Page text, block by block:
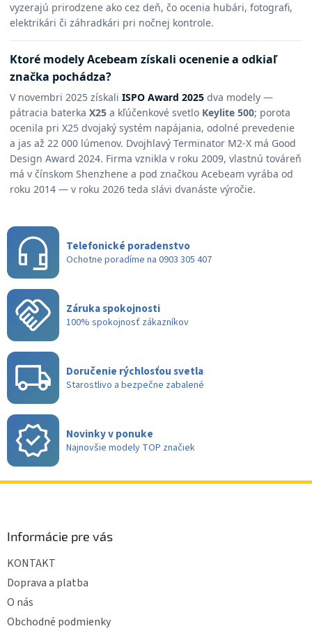
vyzerajú prirodzene ako cez deň, čo ocenia hubári, fotografi,
elektrikári či záhradkári pri nočnej kontrole.
Ktoré modely Acebeam získali ocenenie a odkiaľ
značka pochádza?
V novembri 2025 získali ISPO Award 2025 dva modely —
pátracia baterka X25 a kľúčenkové svetlo Keylite 500; porota
ocenila pri X25 dvojaký systém napájania, odolné prevedenie
a jas až 22 000 lúmenov. Dvojhlavý Terminator M2-X má Good
Design Award 2024. Firma vznikla v roku 2009, vlastnú továreň
má v čínskom Shenzhene a pod značkou Acebeam vyrába od
roku 2014 — v roku 2026 teda slávi dvanáste výročie.
Telefonické poradenstvo
Ochotne poradíme na 0903 305 407
Záruka spokojnosti
100% spokojnosť zákazníkov
Doručenie rýchlosťou svetla
Starostlivo a bezpečne zabalené
Novinky v ponuke
Najnovšie modely TOP značiek
Informácie pre vás
KONTAKT
Doprava a platba
O nás
Obchodné podmienky